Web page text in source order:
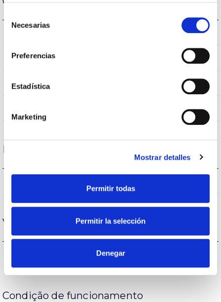
Necesarias
Preferencias
Estadística
Marketing
Mostrar detalles
Permitir todas
Permitir la selección
Denegar
Tipo de casquilho GU10
Cor do corpo Blanco
Desempenho
Vida
Condição de funcionamento